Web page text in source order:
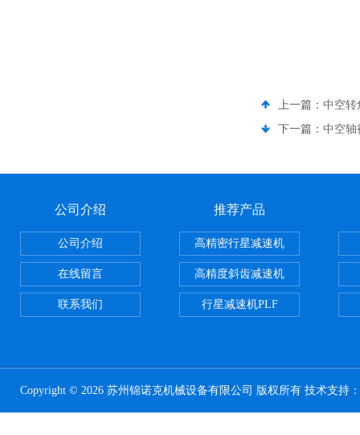
上一篇： 中空转
下一篇： 中空轴
公司介绍
公司介绍
在线留言
联系我们
推荐产品
高精密行星减速机
高精度斜齿减速机
行星减速机PLF
Copyright © 2026 苏州锦诺克机械设备有限公司 版权所有 技术支持：